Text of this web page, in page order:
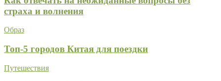
страха и волнения
Образ
Топ-5 городов Китая для поездки
Путешествия